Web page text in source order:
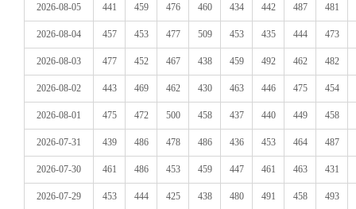
2026-08-05 441 459 476 460 434 442 487 481
2026-08-04 457 453 477 509 453 435 444 473
2026-08-03 477 452 467 438 459 492 462 482
2026-08-02 443 469 462 430 463 446 475 454
2026-08-01 475 472 500 458 437 440 449 458
2026-07-31 439 486 478 486 436 453 464 487
2026-07-30 461 486 453 459 447 461 463 431
2026-07-29 453 444 425 438 480 491 458 493